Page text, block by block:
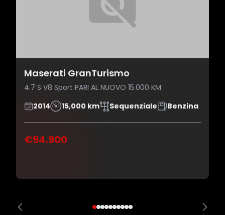
Maserati GranTurismo
4.7 S V8 Sport PARI AL NUOVO 15.000 KM
2014
15,000 km Sequenziale Benzina
€94.900